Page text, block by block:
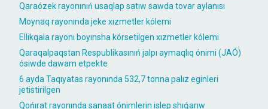
Qaraózek rayonınıń usaqlap satıw sawda tovar aylanısı
Moynaq rayonında jeke xızmetler kólemi
Ellikqala rayonı boyınsha kórsetilgen xızmetler kólemi
Qaraqalpaqstan Respublikasınıń jalpı aymaqlıq ónimi (JAÓ)
ósiwde dawam etpekte
6 ayda Taqıyatas rayonında 532,7 tonna palız eginleri
jetistirilgen
Qońırat rayonında sanaat ónimlerin islep shıǵarıw